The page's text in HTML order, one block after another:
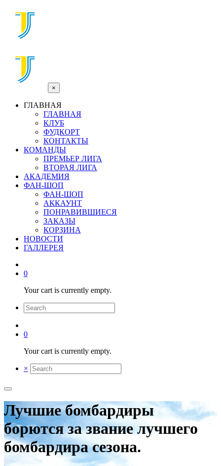
×
ГЛАВНАЯ
ГЛАВНАЯ
КЛУБ
ФУДКОРТ
КОНТАКТЫ
КОМАНДЫ
ПРЕМЬЕР ЛИГА
ВТОРАЯ ЛИГА
АКАДЕМИЯ
ФАН-ШОП
ФАН-ШОП
АККАУНТ
ПОНРАВИВШИЕСЯ
ЗАКАЗЫ
КОРЗИНА
НОВОСТИ
ГАЛЛЕРЕЯ
0
Your cart is currently empty.
0
Your cart is currently empty.
×
Лучшие бомбардиры
борются за звание лучшего
бомбардира сезона.